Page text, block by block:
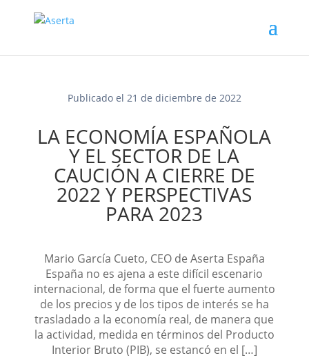
Publicado el 21 de diciembre de 2022
LA ECONOMÍA ESPAÑOLA
Y EL SECTOR DE LA
CAUCIÓN A CIERRE DE
2022 Y PERSPECTIVAS
PARA 2023
Mario García Cueto, CEO de Aserta España
España no es ajena a este difícil escenario
internacional, de forma que el fuerte aumento
de los precios y de los tipos de interés se ha
trasladado a la economía real, de manera que
la actividad, medida en términos del Producto
Interior Bruto (PIB), se estancó en el […]